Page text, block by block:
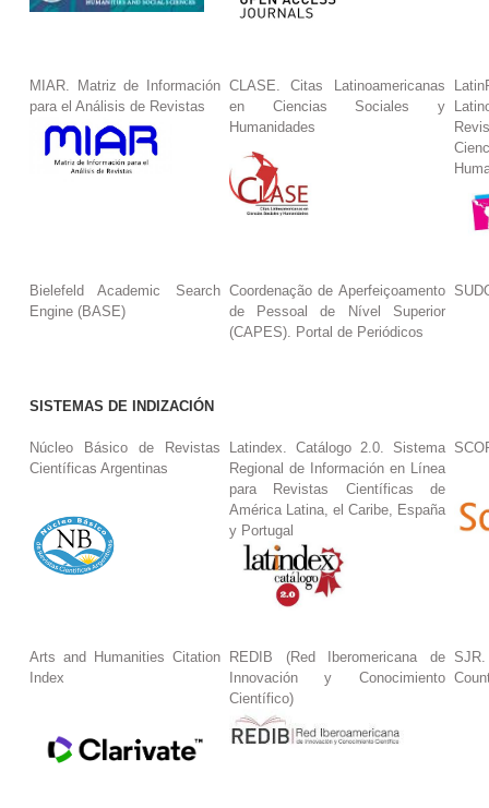
MIAR. Matriz de Información
para el Análisis de Revistas
CLASE. Citas Latinoamericanas
en Ciencias Sociales y
Humanidades
Bielefeld Academic Search
Engine (BASE)
Coordenação de Aperfeiçoamento
de Pessoal de Nível Superior
(CAPES). Portal de Periódicos
SISTEMAS DE INDIZACIÓN
Núcleo Básico de Revistas
Científicas Argentinas
Latindex. Catálogo 2.0. Sistema
Regional de Información en Línea
para Revistas Científicas de
América Latina, el Caribe, España
y Portugal
Arts and Humanities Citation
Index
REDIB (Red Iberomericana de
Innovación y Conocimiento
Científico)